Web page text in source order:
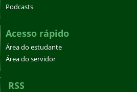
Podcasts
Acesso rápido
Área do estudante
Área do servidor
RSS